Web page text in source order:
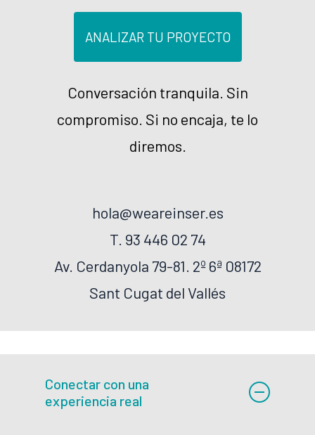
ANALIZAR TU PROYECTO
Conversación tranquila. Sin
compromiso. Si no encaja, te lo
diremos.
hola@weareinser.es
T. 93 446 02 74
Av. Cerdanyola 79-81. 2º 6ª 08172
Sant Cugat del Vallés
Conectar con una
experiencia real